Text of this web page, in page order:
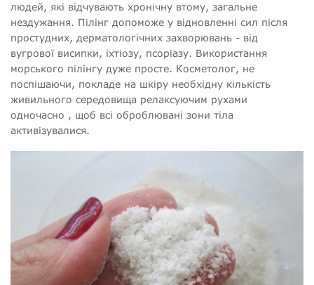
людей, які відчувають хронічну втому, загальне
нездужання. Пілінг допоможе у відновленні сил після
простудних, дерматологічних захворювань - від
вугрової висипки, іхтіозу, псоріазу. Використання
морського пілінгу дуже просте. Косметолог, не
поспішаючи, покладе на шкіру необхідну кількість
живильного середовища релаксуючим рухами
одночасно , щоб всі оброблювані зони тіла
активізувалися.